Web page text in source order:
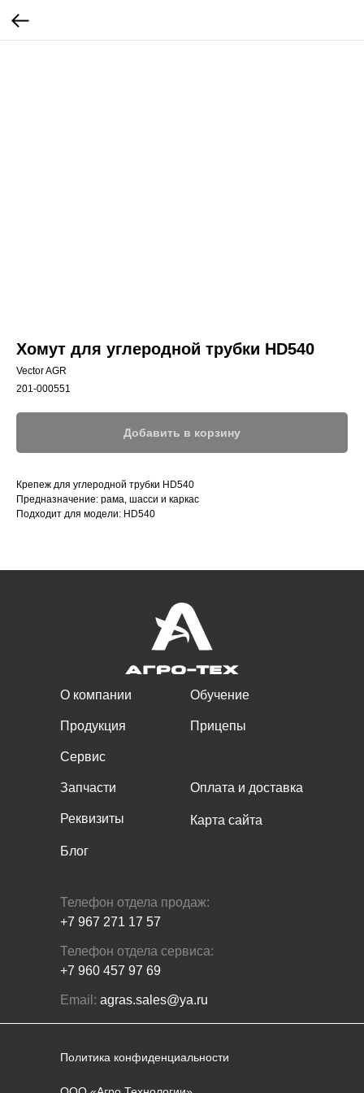
Хомут для углеродной трубки HD540
Vector AGR
201-000551
Добавить в корзину
Крепеж для углеродной трубки HD540
Предназначение: рама, шасси и каркас
Подходит для модели: HD540
О компании
Продукция
Сервис
Реквизиты
Блог
Запчасти
Обучение
Прицепы
Оплата и доставка
Карта сайта
Телефон отдела сервиса:
+7 960 457 97 69
Телефон отдела продаж:
+7 967 271 17 57
Email: agras.sales@ya.ru
Политика конфиденциальности